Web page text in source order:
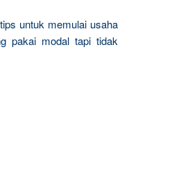
untuk memulai usaha
pakai modal tapi tidak